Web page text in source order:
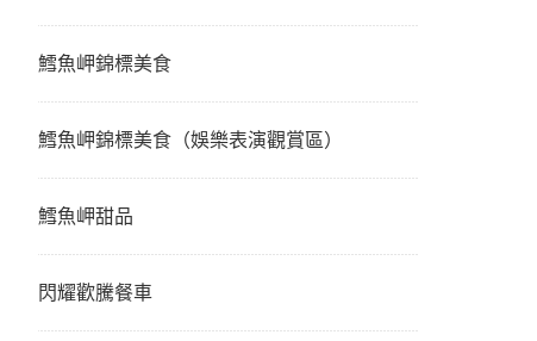
鱈魚岬錦標美食
鱈魚岬錦標美食（娛樂表演觀賞區）
鱈魚岬甜品
閃耀歡騰餐車